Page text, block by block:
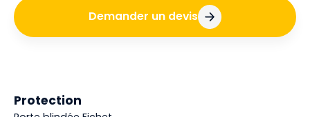
Demander un devis
Protection